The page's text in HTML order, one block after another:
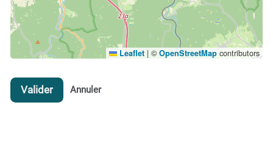
Leaflet | © OpenStreetMap contributors
Valider Annuler